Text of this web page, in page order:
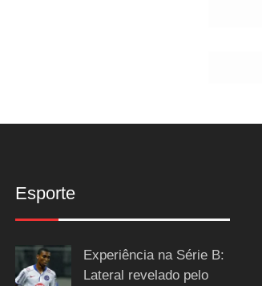
Esporte
Experiência na Série B:
Lateral revelado pelo